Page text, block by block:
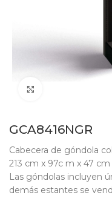
GCA8416NGR
Cabecera de góndola
213 cm x 97c m x 47 cm
Las góndolas incluyen
demás estantes se